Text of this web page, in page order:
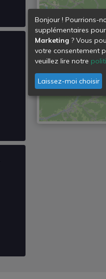
Bonjour ! Pourrions-
supplémentaires pour
Marketing ? Vous
votre consentement
veuillez lire notre
Laissez-moi choisir